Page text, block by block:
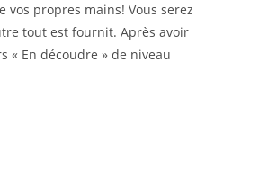
propres mains! Vous serez
tout est fournit. Après avoir
En découdre » de niveau